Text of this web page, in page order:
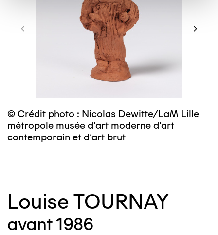
© Crédit photo : Nicolas Dewitte/LaM Lille
métropole musée d’art moderne d’art
contemporain et d’art brut
Louise TOURNAY
avant 1986